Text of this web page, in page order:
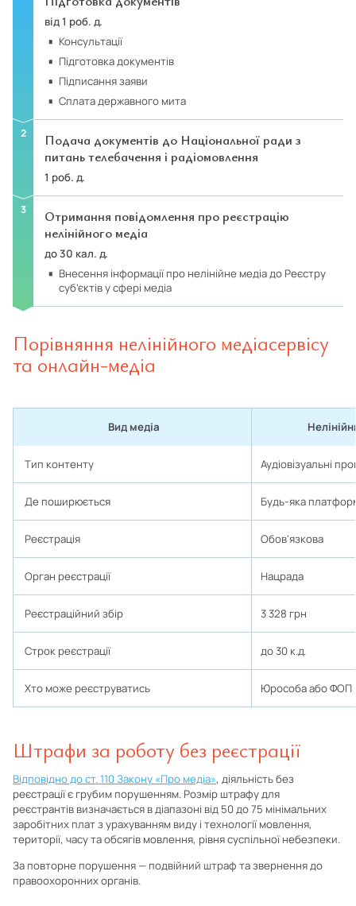
від 1 роб. д.
консультації
підготовка документів
підписання заяви
сплата державного мита
Подача документів до Національної ради з
питань телебачення і радіомовлення
1 роб. д.
Отримання повідомлення про реєстрацію
нелінійного медіа
до 30 кал. д.
внесення інформації про нелінійне медіа до Реєстру
суб’єктів у сфері медіа
Порівняння нелінійного медіасервісу
та онлайн-медіа
ㅤВид медіа
Тип контенту Аудіовізуальні
Де поширюється Будь-яка
Реєстрація Обов'язкова
Орган реєстрації Нацрада
Реєстраційний збір 3 328 грн
Строк реєстрації до 30 к.д.
Хто може реєструватись Юрособа або ФОП
Штрафи за роботу без реєстрації
Відповідно до ст. 110 Закону «Про медіа», діяльність без
реєстрації є грубим порушенням. Розмір штрафу для
реєстрантів визначається в діапазоні від 50 до 75 мінімальних
заробітних плат з урахуванням виду і технології мовлення,
території, часу та обсягів мовлення, рівня суспільної небезпеки.
За повторне порушення — подвійний штраф та звернення до
правоохоронних органів.